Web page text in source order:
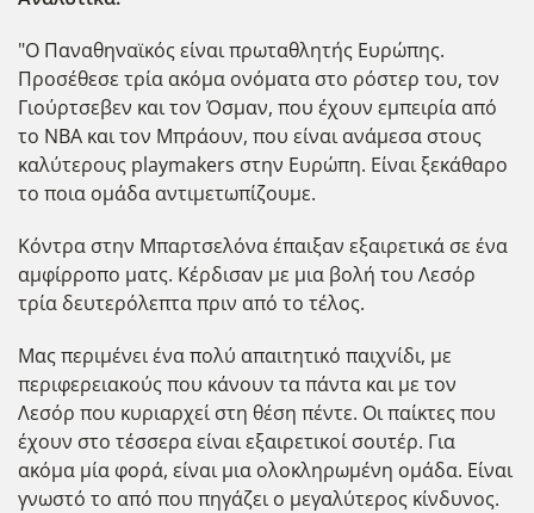
"Ο Παναθηναϊκός είναι πρωταθλητής Ευρώπης.
Προσέθεσε τρία ακόμα ονόματα στο ρόστερ του, τον
Γιούρτσεβεν και τον Όσμαν, που έχουν εμπειρία από
το NBA και τον Μπράουν, που είναι ανάμεσα στους
καλύτερους playmakers στην Ευρώπη. Είναι ξεκάθαρο
το ποια ομάδα αντιμετωπίζουμε.
Κόντρα στην Μπαρτσελόνα έπαιξαν εξαιρετικά σε ένα
αμφίρροπο ματς. Κέρδισαν με μια βολή του Λεσόρ
τρία δευτερόλεπτα πριν από το τέλος.
Μας περιμένει ένα πολύ απαιτητικό παιχνίδι, με
περιφερειακούς που κάνουν τα πάντα και με τον
Λεσόρ που κυριαρχεί στη θέση πέντε. Οι παίκτες που
έχουν στο τέσσερα είναι εξαιρετικοί σουτέρ. Για
ακόμα μία φορά, είναι μια ολοκληρωμένη ομάδα. Είναι
γνωστό το από που πηγάζει ο μεγαλύτερος κίνδυνος.